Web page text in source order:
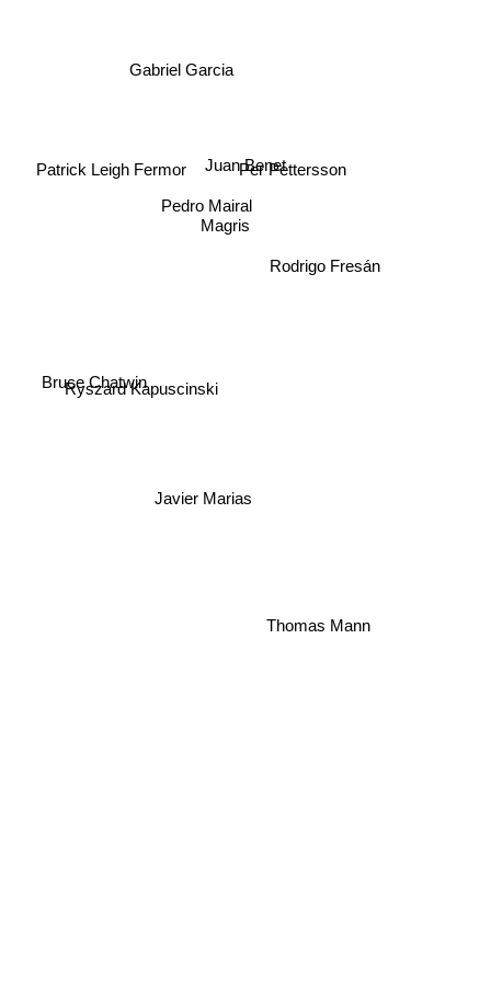
Juan Benet
Magris
Per Pettersson
Pedro Mairal
Patrick Leigh Fermor
Ryszard Kapuscinski
Bruce Chatwin
Javier Marias
Thomas Mann